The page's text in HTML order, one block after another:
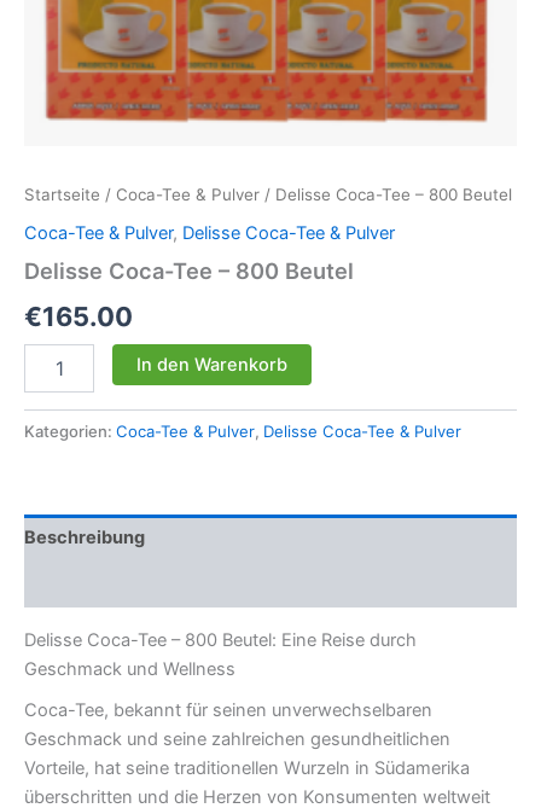
Startseite / Coca-Tee & Pulver / Delisse Coca-Tee – 800 Beutel
Coca-Tee & Pulver, Delisse Coca-Tee & Pulver
Delisse Coca-Tee – 800 Beutel
€165.00
Coca-
–
In den Warenkorb
Kategorien: Coca-Tee & Pulver, Delisse Coca-Tee & Pulver
Beschreibung
Delisse Coca-Tee – 800 Beutel: Eine Reise durch
Geschmack und Wellness
Coca-Tee, bekannt für seinen unverwechselbaren
Geschmack und seine zahlreichen gesundheitlichen
Vorteile, hat seine traditionellen Wurzeln in Südamerika
überschritten und die Herzen von Konsumenten weltweit